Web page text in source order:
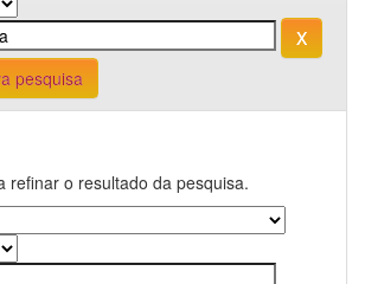
pesquisa
refinar o resultado da pesquisa.